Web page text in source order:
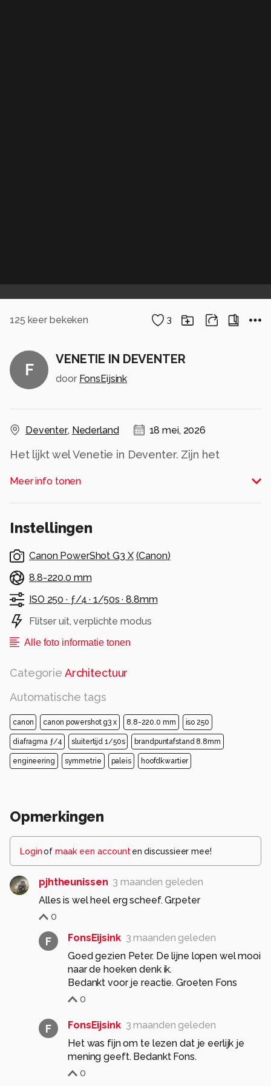
125 keer bekeken 3
F
VENETIE IN DEVENTER
door FonsEijsink
Deventer, Nederland 18 mei, 2026
Het lijkt wel Venetie in Deventer. Zijn het
stelten.
Meer info tonen
Instellingen
Canon PowerShot G3 X (Canon)
8.8-220.0 mm
ISO 250 · ƒ/4 ·1/50s ·8.8mm
Flitser uit, verplichte modus
Alle foto informatie tonen
Categorie Architectuur
Automatische tags
canon canon powershot g3 x 8.8-220.0 mm iso 250
diafragma ƒ/4 sluitertijd 1/50s brandpuntafstand 8.8mm
engineering symmetrie paleis hoofdkwartier
Opmerkingen
Loginof maak een account en discussieer mee!
pjhtheunissen 3 maanden geleden
Alles is wel heel erg scheef. Gr.peter
0
F FonsEijsink 3 maanden geleden
Goed gezien Peter. De lijne lopen wel mooi
naar de hoeken denk ik.
Bedankt voor je reactie. Groeten Fons
0
F FonsEijsink 3 maanden geleden
Het was fijn om te lezen dat je eerlijk je
mening geeft. Bedankt Fons.
0